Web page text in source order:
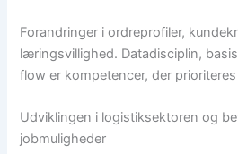
Forandringer i ordreprofiler,
læringsvillighed. Datadisciplin,
flow er kompetencer, der
Udviklingen i logistiksektoren og
jobmuligheder